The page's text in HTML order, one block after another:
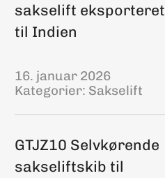
sakselift eksporteret
til Indien
16. januar 2026
Kategorier: Sakselift
GTJZ10 Selvkørende
sakseliftskib til